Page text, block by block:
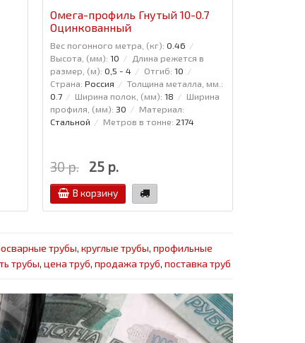
Омега-профиль Гнутый 10-0.7
Оцинкованный
Вес погонного метра, (кг): 0.46
Высота, (мм): 10
Длина режется в
размер, (м): 0,5 - 4 Отгиб: 10
Страна: Россия
Толщина металла, мм.:
0.7
Ширина полок, (мм): 18
Ширина
профиля, (мм): 30
Материал:
Стальной
Метров в тонне: 2174
30 р. 25 р.
В корзину
трубы, круглые трубы, профильные
трубы, цена труб, продажа труб, поставка труб